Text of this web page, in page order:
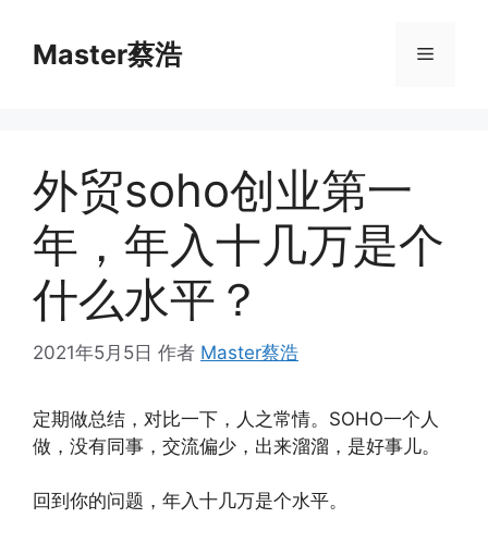
Master蔡浩 菜
外贸soho创业第一
年，年入十几万是个
什么水平？
2021年5月5日 作者 Master蔡浩
定期做总结，对比一下，人之常情。SOHO一个人
做，没有同事，交流偏少，出来溜溜，是好事儿。
回到你的问题，年入十几万是个水平。